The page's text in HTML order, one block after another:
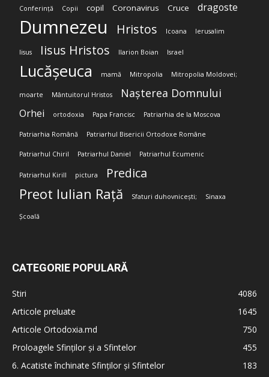
Conferință Copii copil Coronavirus Cruce dragoste
Dumnezeu Hristos Icoana Ierusalim
Iisus Iisus Hristos Ilarion Boian Israel
Lucășeuca mamă Mitropolia Mitropolia Moldovei;
moarte Mântuitorul Hristos Nașterea Domnului
Orhei ortodoxia Papa Francisc Patriarhia de la Moscova
Patriarhia Română Patriarhul Bisericii Ortodoxe Române
Patriarhul Chiril Patriarhul Daniel Patriarhul Ecumenic
Patriarhul Kirill pictura Predica
Preot Iulian Rață Sfaturi duhovnicești; Sinaxa
Școală
CATEGORIE POPULARĂ
Stiri
4086
Articole preluate
1645
Articole Ortodoxia.md
750
Proloagele Sfinților și a Sfintelor
455
6. Acatiste închinate Sfinților și Sfintelor
183